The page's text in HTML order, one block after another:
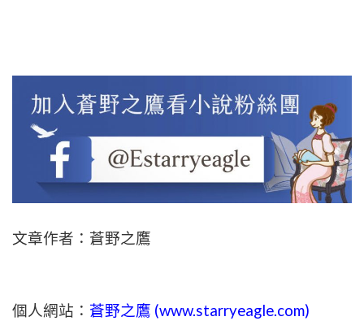
文章作者：蒼野之鷹
個人網站： 蒼野之鷹 (www.starryeagle.com)